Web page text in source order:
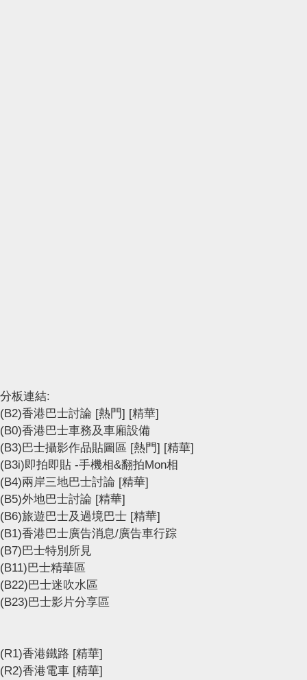
分板連結:
(B2)香港巴士討論 [熱門] [精華]
(B0)香港巴士車務及車廂設備
(B3)巴士攝影作品貼圖區 [熱門] [精華]
(B3i)即拍即貼 -手機相&翻拍Mon相
(B4)兩岸三地巴士討論 [精華]
(B5)外地巴士討論 [精華]
(B6)旅遊巴士及過境巴士 [精華]
(B1)香港巴士廣告消息/廣告車行踪
(B7)巴士特別所見
(B11)巴士精華區
(B22)巴士迷吹水區
(B23)巴士影片分享區
(R1)香港鐵路 [精華]
(R2)香港電車 [精華]